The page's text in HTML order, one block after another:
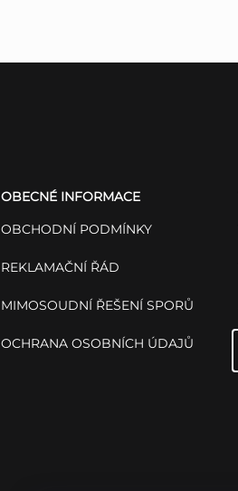
OBECNÉ INFORMACE
OBCHODNÍ PODMÍNKY
REKLAMAČNÍ ŘÁD
MIMOSOUDNÍ ŘEŠENÍ SPORŮ
OCHRANA OSOBNÍCH ÚDAJŮ